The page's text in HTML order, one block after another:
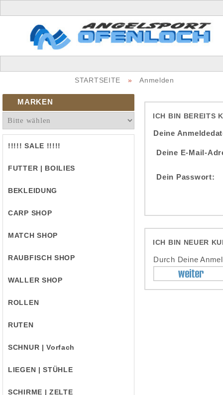
STARTSEITE » Anmelden
MARKEN
!!!!! SALE !!!!!
FUTTER | BOILIES
BEKLEIDUNG
CARP SHOP
MATCH SHOP
RAUBFISCH SHOP
WALLER SHOP
ROLLEN
RUTEN
SCHNUR | Vorfach
LIEGEN | STÜHLE
SCHIRME | ZELTE
ICH BIN BEREITS
Deine
Deine E-Mail-
Dein Passwort:
ICH BIN NEUER
Durch Deine